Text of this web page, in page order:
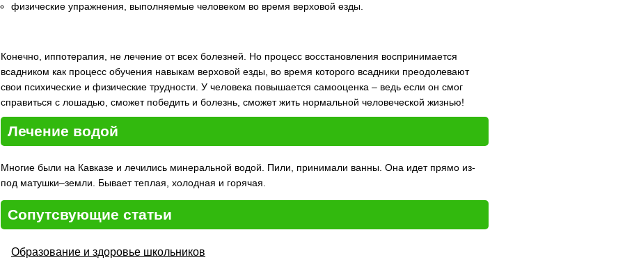
физические упражнения, выполняемые человеком во время верховой езды.
Конечно, иппотерапия, не лечение от всех болезней. Но процесс восстановления воспринимается
всадником как процесс обучения навыкам верховой езды, во время которого всадники преодолевают
свои психические и физические трудности. У человека повышается самооценка – ведь если он смог
справиться с лошадью, сможет победить и болезнь, сможет жить нормальной человеческой жизнью!
Лечение водой
Многие были на Кавказе и лечились минеральной водой. Пили, принимали ванны. Она идет прямо из-
под матушки–земли. Бывает теплая, холодная и горячая.
Сопутсвующие статьи
Образование и здоровье школьников